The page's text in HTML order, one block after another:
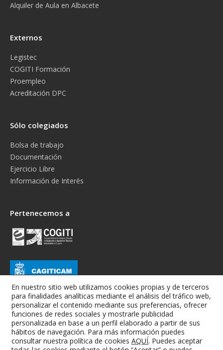
Alquiler de Aula en Albacete
Externos
Legistec
COGITI Formación
Proempleo
Acreditación DPC
Sólo colegiados
Bolsa de trabajo
Documentación
Ejercicio Libre
Información de Interés
Pertenecemos a
En nuestro sitio web utilizamos cookies propias y de terceros
para finalidades analíticas mediante el análisis del tráfico web,
personalizar el contenido mediante sus preferencias, ofrecer
funciones de redes sociales y mostrarle publicidad
personalizada en base a un perfil elaborado a partir de sus
hábitos de navegación. Para más información puedes
consultar nuestra política de cookies AQUÍ. Puedes aceptar